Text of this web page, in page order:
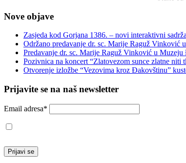
Nove objave
Zasjeda kod Gorjana 1386. – novi interaktivni
Održano predavanje dr. sc. Marije Raguž Vinković
Predavanje dr. sc. Marije Raguž Vinković u
Pozivnica na koncert “Zlatovezom sunce zlatne niti
Otvorenje izložbe “Vezovima kroz Đakovštinu”
Prijavite se na naš newsletter
Email adresa*